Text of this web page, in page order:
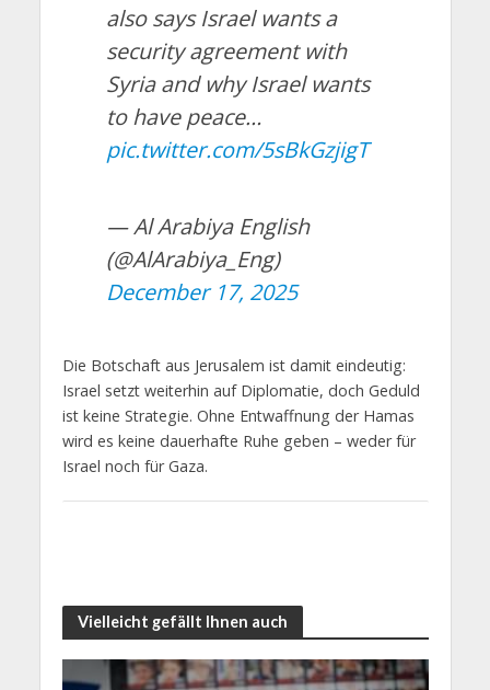
also says Israel wants a
security agreement with
Syria and why Israel wants
to have peace…
pic.twitter.com/5sBkGzjigT
— Al Arabiya English
(@AlArabiya_Eng)
December 17, 2025
Die Botschaft aus Jerusalem ist damit eindeutig:
Israel setzt weiterhin auf Diplomatie, doch Geduld
ist keine Strategie. Ohne Entwaffnung der Hamas
wird es keine dauerhafte Ruhe geben – weder für
Israel noch für Gaza.
Vielleicht gefällt Ihnen auch